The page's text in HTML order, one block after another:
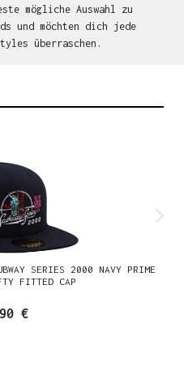
mögliche Auswahl zu
und möchten dich jede
überraschen.
SERIES 2000 NAVY PRIME
FITTED CAP
€